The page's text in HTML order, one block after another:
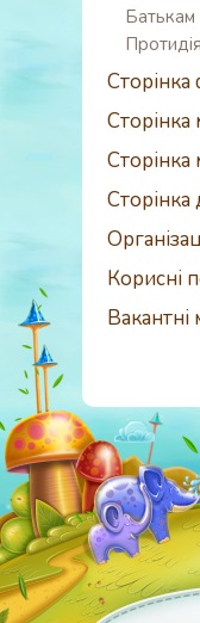
Сторінка
Сторінка
Сторінка
Сторінка
Корисні
Вакантні